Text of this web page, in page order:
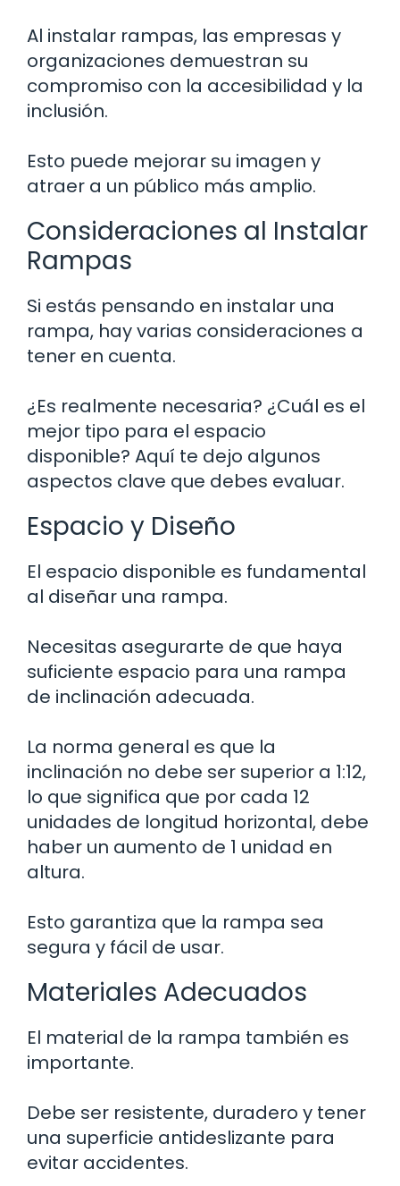
Al instalar rampas, las empresas y
organizaciones demuestran su
compromiso con la accesibilidad y la
inclusión.
Esto puede mejorar su imagen y
atraer a un público más amplio.
Consideraciones al Instalar
Rampas
Si estás pensando en instalar una
rampa, hay varias consideraciones a
tener en cuenta.
¿Es realmente necesaria? ¿Cuál es el
mejor tipo para el espacio
disponible? Aquí te dejo algunos
aspectos clave que debes evaluar.
Espacio y Diseño
El espacio disponible es fundamental
al diseñar una rampa.
Necesitas asegurarte de que haya
suficiente espacio para una rampa
de inclinación adecuada.
La norma general es que la
inclinación no debe ser superior a 1:12,
lo que significa que por cada 12
unidades de longitud horizontal, debe
haber un aumento de 1 unidad en
altura.
Esto garantiza que la rampa sea
segura y fácil de usar.
Materiales Adecuados
El material de la rampa también es
importante.
Debe ser resistente, duradero y tener
una superficie antideslizante para
evitar accidentes.